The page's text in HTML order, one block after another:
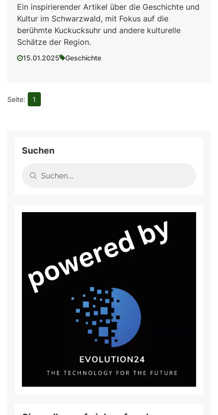
Ein inspirierender Artikel über die Geschichte und
Kultur im Schwarzwald, mit Fokus auf die
berühmte Kuckucksuhr und andere kulturelle
Schätze der Region.
15.01.2025 Geschichte
1
Suchen